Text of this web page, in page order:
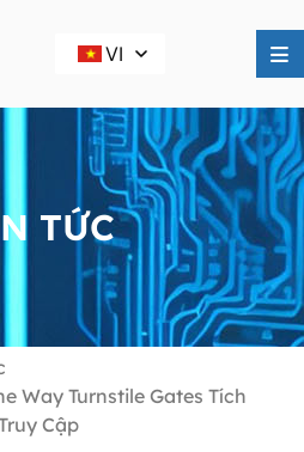
VI
TỨC
Way Turnstile Gates Tích
Cập